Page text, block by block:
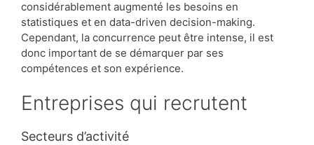
considérablement augmenté les besoins en
statistiques et en data-driven decision-making.
Cependant, la concurrence peut être intense, il est
donc important de se démarquer par ses
compétences et son expérience.
Entreprises qui recrutent
Secteurs d’activité